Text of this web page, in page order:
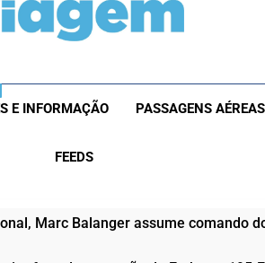
E INFORMAÇÃO PASSAGENS AÉREAS
FEEDS
Marc Balanger assume comando